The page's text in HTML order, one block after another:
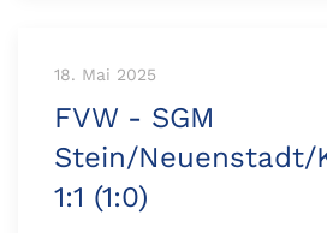
18. Mai 2025
FVW - SGM
Stein/Neuenstadt/
1:1 (1:0)